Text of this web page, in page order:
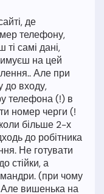
де
телефону,
самі дані,
на цей
Але при
до входу,
телефона (!) в
номер черги (!
більше 2-х
до робітника
Не готувати
стійки, а
мандри. (при чому
вишенька на